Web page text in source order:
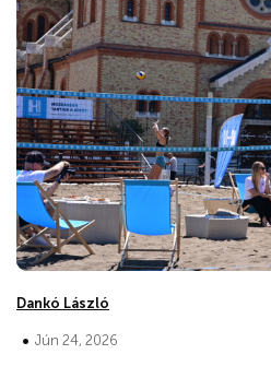
Dankó László
• Jún 24, 2026